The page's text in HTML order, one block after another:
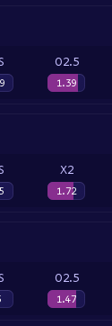
O2.5
1.39
X2
1.72
O2.5
1.47